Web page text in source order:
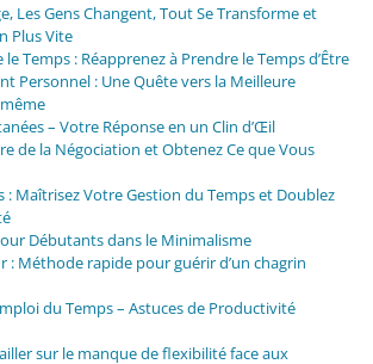
Les Gens Changent, Tout Se Transforme et
Plus Vite
Temps : Réapprenez à Prendre le Temps d’Être
Personnel : Une Quête vers la Meilleure
– Votre Réponse en un Clin d’Œil
de la Négociation et Obtenez Ce que Vous
: Maîtrisez Votre Gestion du Temps et Doublez
Débutants dans le Minimalisme
: Méthode rapide pour guérir d’un chagrin
du Temps – Astuces de Productivité
sur le manque de flexibilité face aux